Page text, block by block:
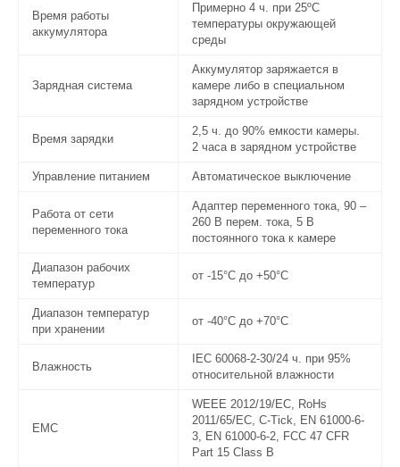
Время работы
аккумулятора
Примерно 4 ч. при 25ºC
температуры окружающей
среды
Зарядная система
Аккумулятор заряжается в
камере либо в специальном
зарядном устройстве
Время зарядки
2,5 ч. до 90% емкости камеры.
2 часа в зарядном устройстве
Управление питанием Автоматическое выключение
Работа от сети
переменного тока
Адаптер переменного тока, 90 –
260 В перем. тока, 5 В
постоянного тока к камере
Диапазон рабочих
температур
от -15°C до +50°C
Диапазон температур
при хранении
от -40°C до +70°C
Влажность
IEC 60068-2-30/24 ч. при 95%
относительной влажности
EMC
WEEE 2012/19/EC, RoHs
2011/65/EC, C-Tick, EN 61000-6-
3, EN 61000-6-2, FCC 47 CFR
Part 15 Class B